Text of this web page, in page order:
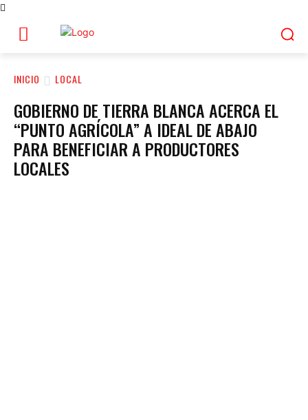
INICIO LOCAL
GOBIERNO DE TIERRA BLANCA ACERCA EL
“PUNTO AGRÍCOLA” A IDEAL DE ABAJO
PARA BENEFICIAR A PRODUCTORES
LOCALES